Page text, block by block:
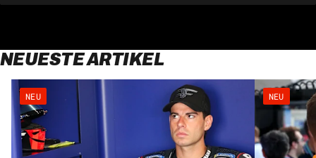
NEUESTE ARTIKEL
NEU NEU